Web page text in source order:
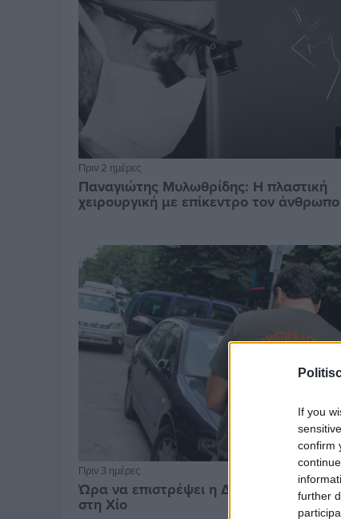
If you
confirm
further
Πριν 2 ημέρες
Παναγιώτης Μυλωθρίδης: Η πλαστική
χειρουργική με επίκεντρο τον άνθρωπο
Πριν 3 ημέρες
Ώρα να επιστρέψει η Δημοτική
στη Χίο